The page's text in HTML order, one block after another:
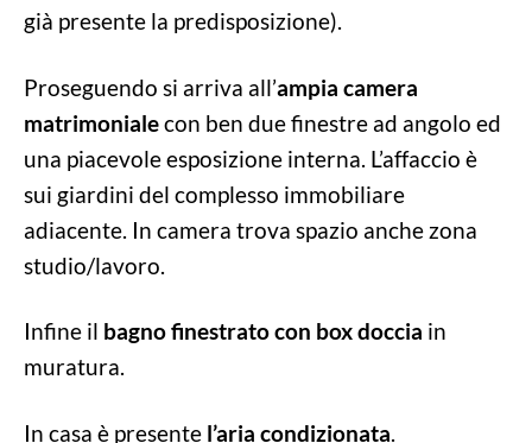
già presente la predisposizione).
Proseguendo si arriva all’ampia camera
matrimonialecon ben due finestre ad angolo ed
una piacevole esposizione interna. L’affaccio è
sui giardini del complesso immobiliare
adiacente. In camera trova spazio anche zona
studio/lavoro.
Infine il bagno finestrato con box doccia in
muratura.
In casa è presente l’aria condizionata.